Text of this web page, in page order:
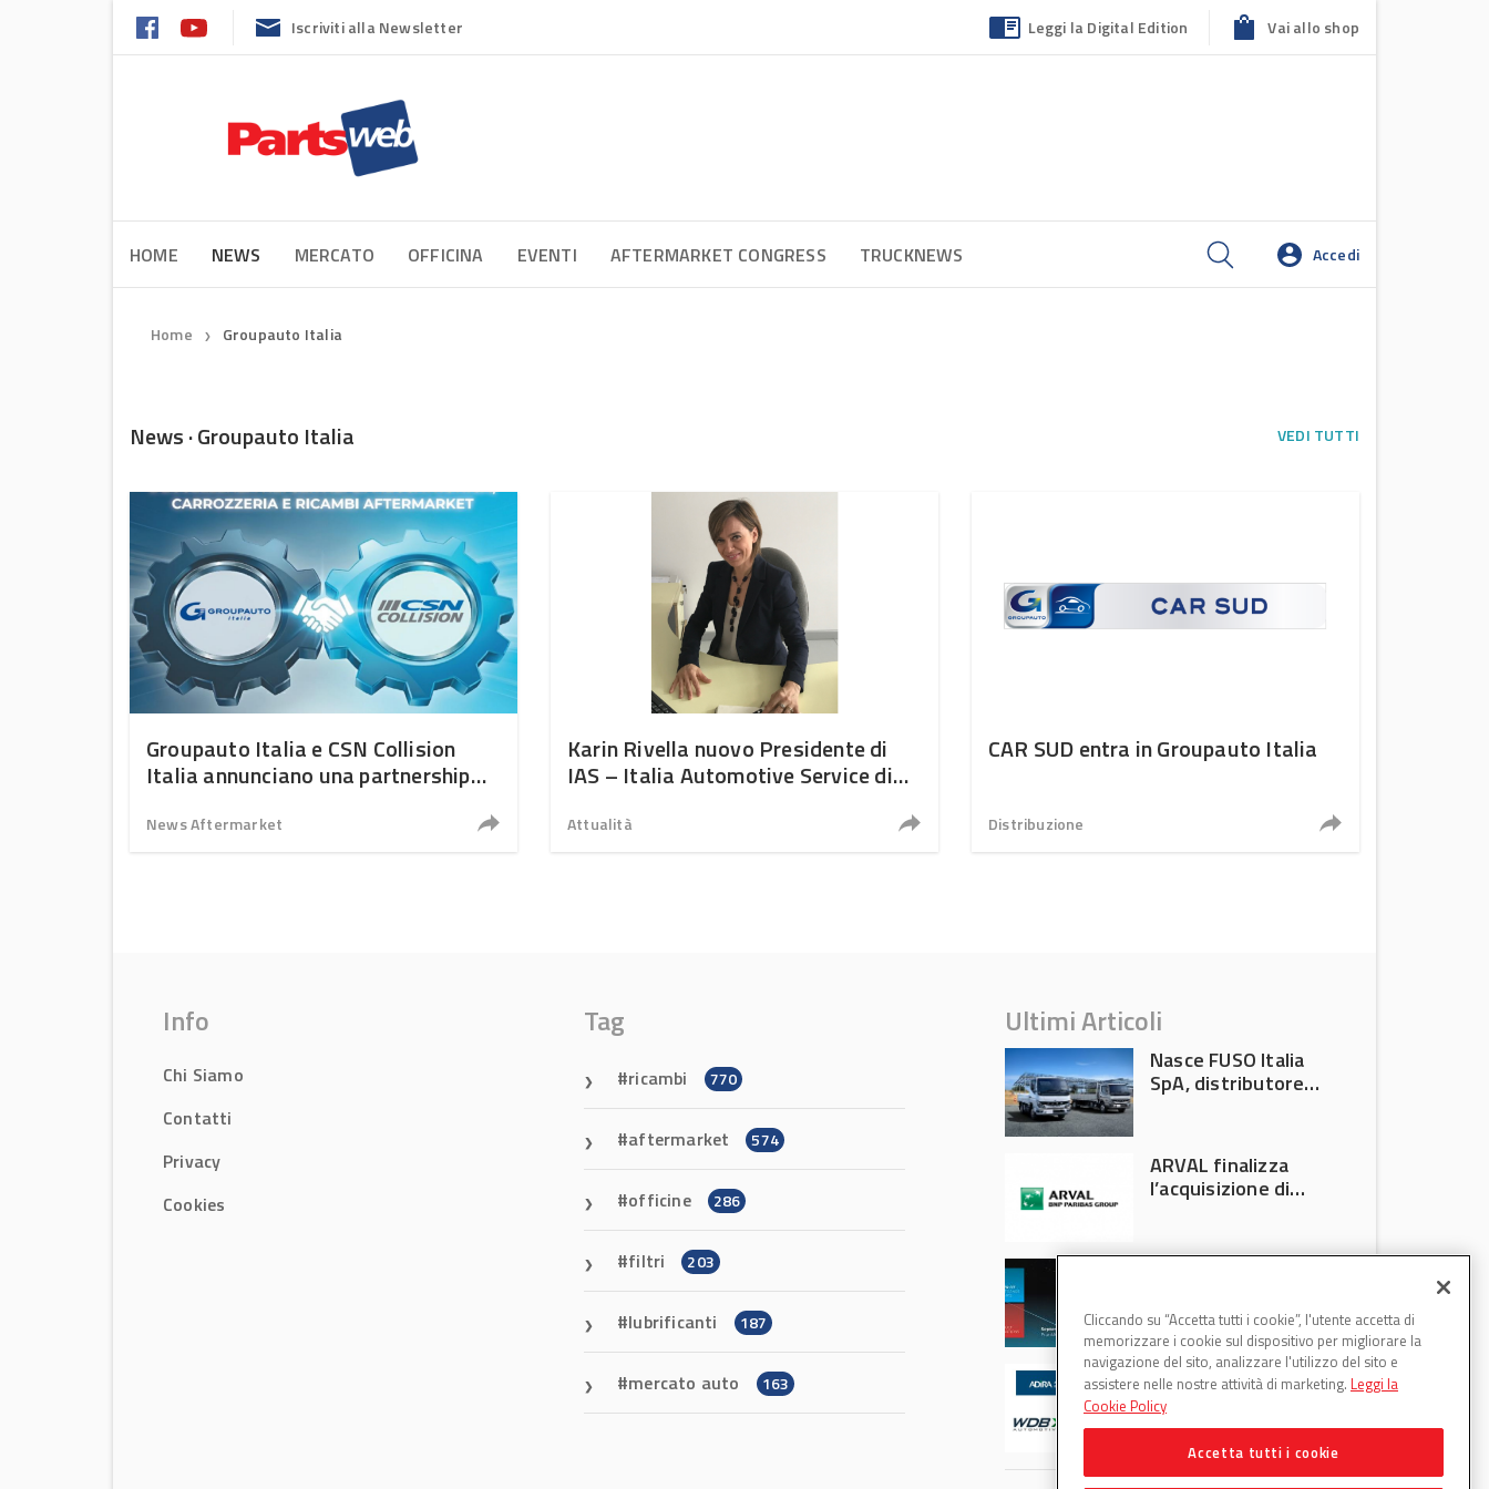
Iscriviti alla Newsletter Leggi la Digital Edition Vai allo shop
HOME NEWS MERCATO OFFICINA EVENTI AFTERMARKET CONGRESS TRUCKNEWS Accedi
Home ❯ Groupauto Italia
News · Groupauto Italia VEDI TUTTI
Groupauto Italia e CSN Collision
Italia annunciano una partnership
nel settore automotive
News Aftermarket
Karin Rivella nuovo Presidente di
IAS – Italia Automotive Service di
Attualità
CAR SUD entra in Groupauto Italia
Distribuzione
Info
Chi Siamo
Contatti
Privacy
Cookies
Tag
ricambi 770
aftermarket 574
officine 286
filtri 203
lubrificanti 187
mercato auto 163
Ultimi Articoli
Nasce FUSO Italia
SpA, distributore
ARVAL finalizza
l’acquisizione di
Francoforte 2026
WDB Automotive
(Axitecnica) e Di.Pa.
Sport entrano in
ADIRA
Cliccando su “Accetta tutti i cookie”, l'utente accetta di
memorizzare i cookie sul dispositivo per migliorare la
navigazione del sito, analizzare l'utilizzo del sito e
assistere nelle nostre attività di marketing. Leggi la
Cookie Policy
Accetta tutti i cookie